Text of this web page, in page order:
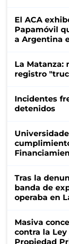
El ACA
Papamóvil
a Argentina
La Matanza:
registro
Incidentes
detenidos
Tras la
banda de
operaba en
Masiva
contra la
Propiedad